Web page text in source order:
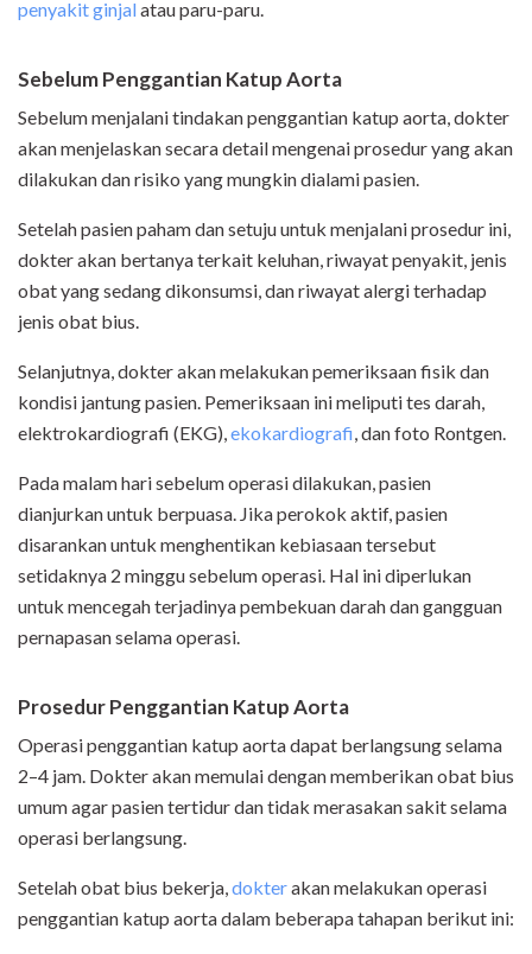
penyakit ginjalatau paru-paru.
Sebelum Penggantian Katup Aorta
Sebelum menjalani tindakan penggantian katup aorta, dokter
akan menjelaskan secara detail mengenai prosedur yang akan
dilakukan dan risiko yang mungkin dialami pasien.
Setelah pasien paham dan setuju untuk menjalani prosedur ini,
dokter akan bertanya terkait keluhan, riwayat penyakit, jenis
obat yang sedang dikonsumsi, dan riwayat alergi terhadap
jenis obat bius.
Selanjutnya, dokter akan melakukan pemeriksaan fisik dan
kondisi jantung pasien. Pemeriksaan ini meliputi tes darah,
elektrokardiografi (EKG),ekokardiografi, dan foto Rontgen.
Pada malam hari sebelum operasi dilakukan, pasien
dianjurkan untuk berpuasa. Jika perokok aktif, pasien
disarankan untuk menghentikan kebiasaan tersebut
setidaknya 2 minggu sebelum operasi. Hal ini diperlukan
untuk mencegah terjadinya pembekuan darah dan gangguan
pernapasan selama operasi.
Prosedur Penggantian Katup Aorta
Operasi penggantian katup aorta dapat berlangsung selama
2–4 jam. Dokter akan memulai dengan memberikan obat bius
umum agar pasien tertidur dan tidak merasakan sakit selama
operasi berlangsung.
Setelah obat bius bekerja,dokterakan melakukan operasi
penggantian katup aorta dalam beberapa tahapan berikut ini: